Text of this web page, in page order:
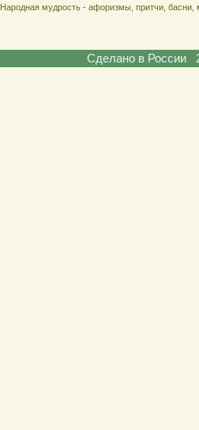
Народная мудрость - афоризмы, притчи,
Сделано в России